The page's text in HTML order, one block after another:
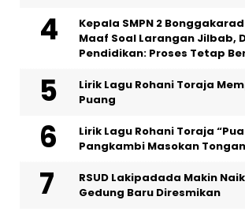
Kepala SMPN 2
Maaf Soal Larangan Jilbab,
Pendidikan: Proses Tetap
Lirik Lagu Rohani Toraja
Puang
Lirik Lagu Rohani Toraja
Pangkambi Masokan
RSUD Lakipadada Makin
Gedung Baru Diresmikan